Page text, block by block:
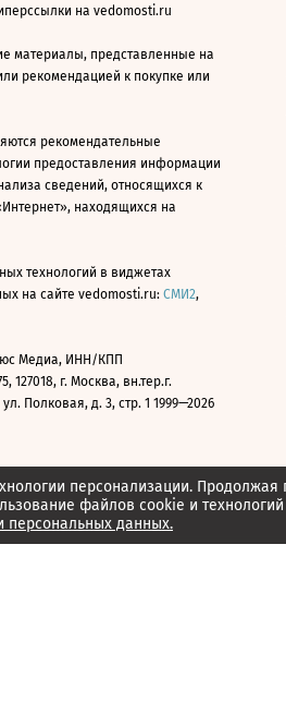
персонализации. Продолжая
файлов cookie и
персональных данных.
на vedomosti.ru
материалы, представленные на
рекомендацией к покупке или
рекомендательные
предоставления информации
сведений, относящихся к
находящихся на
технологий в виджетах
на сайте vedomosti.ru: СМИ2,
Медиа, ИНН/КПП
127018, г. Москва, вн.тер.г.
Полковая, д. 3, стр. 1 1999—2026